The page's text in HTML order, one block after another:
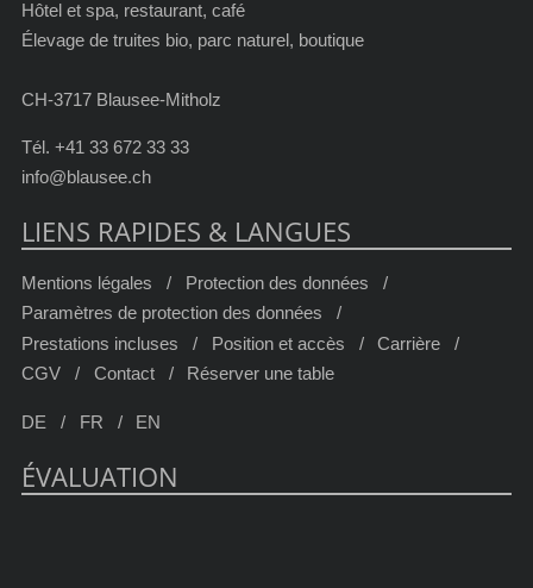
Hôtel et spa, restaurant, café
Élevage de truites bio, parc naturel, boutique
CH-3717 Blausee-Mitholz
Tél.+41 33 672 33 33
info@blausee.ch
LIENS RAPIDES & LANGUES
Mentions légales
Protection des données
Paramètres de protection des données
Prestations incluses
Position et accès
Carrière
CGV
Contact Réserver une table
DE FR EN
ÉVALUATION